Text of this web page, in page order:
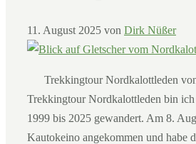
11. August 2025 von Dirk Nüßer
Trekkingtour Nordkalottleden
Trekkingtour Nordkalottleden bin
1999 bis 2025 gewandert. Am 8.
Kautokeino angekommen und habe